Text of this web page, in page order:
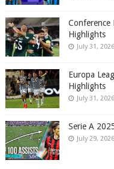
Conference
Highlights
July 31, 2026
Europa
Highlights
July 31, 2026
Serie A
July 29, 2026